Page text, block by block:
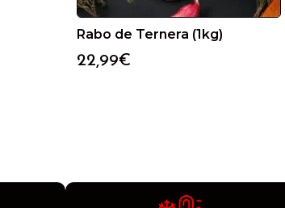
Rabo de Ternera (1kg)
22,99€